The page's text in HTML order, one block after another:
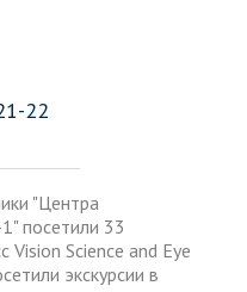
22
"Центра
посетили 33
Vision Science and Eye
экскурсии в